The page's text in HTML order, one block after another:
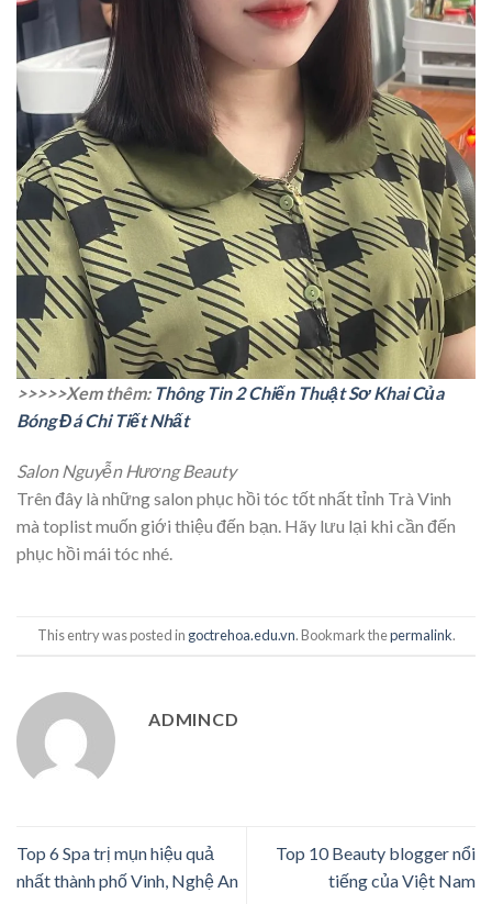
>>>>>Xem thêm: Thông Tin 2 Chiến Thuật Sơ Khai Của
Bóng Đá Chi Tiết Nhất
Salon Nguyễn Hương Beauty
Trên đây là những salon phục hồi tóc tốt nhất tỉnh Trà Vinh
mà toplist muốn giới thiệu đến bạn. Hãy lưu lại khi cần đến
phục hồi mái tóc nhé.
This entry was posted in goctrehoa.edu.vn. Bookmark thepermalink.
ADMINCD
Top 6 Spa trị mụn hiệu quả
nhất thành phố Vinh, Nghệ An
Top 10 Beauty blogger nổi
tiếng của Việt Nam